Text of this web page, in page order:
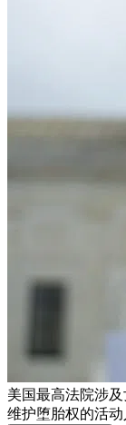
美国最高法院涉
维护堕胎权的活动